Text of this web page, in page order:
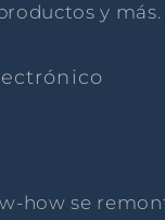
y más.
how se